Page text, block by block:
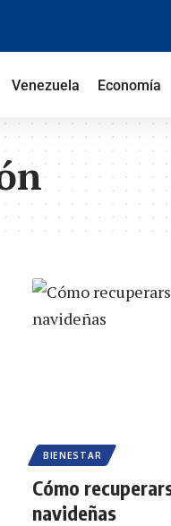
Venezuela Economía
BIENESTAR
Cómo
navideñas